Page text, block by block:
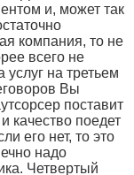
и, может так
компания, то не
всего не
услуг на третьем
Вы
поставит
качество поедет
его нет, то это
надо
Четвертый